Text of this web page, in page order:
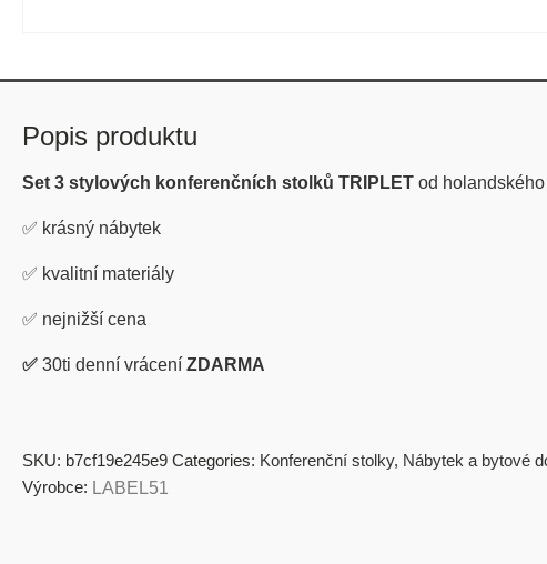
Popis produktu
Set 3 stylových konferenčních stolků TRIPLET od
✅ krásný nábytek
✅ kvalitní materiály
✅ nejnižší cena
✅ 30ti denní vrácení ZDARMA
SKU: b7cf19e245e9 Categories: Konferenční stolky, Nábytek a bytové
Výrobce: LABEL51